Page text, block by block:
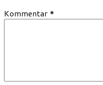
Kommentar *